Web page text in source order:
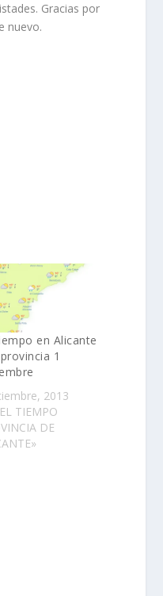
Gracias por
nuevo.
en Alicante
1
2013
TIEMPO
DE